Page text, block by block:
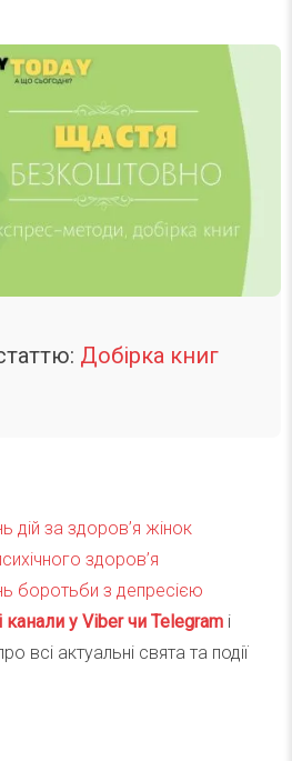
Добірка книг
дій за здоров’я жінок
здоров’я
боротьби з депресією
канали у Viber чи Telegram і
всі актуальні свята та події